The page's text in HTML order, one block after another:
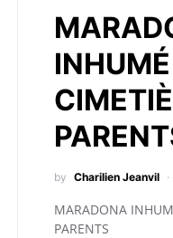
by Charilien Jeanvil
MARADONA
PARENTS